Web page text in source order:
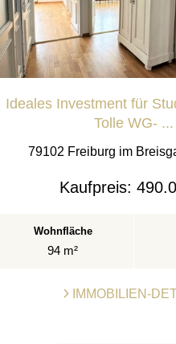
Ideales Investment für
Tolle WG- ...
79102 Freiburg im
Kaufpreis:
Wohnfläche
94 m²
IMMOBILIEN-